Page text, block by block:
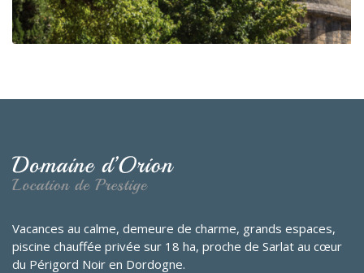
Vacances au calme, demeure de charme, grands espaces,
piscine chauffée privée sur 18 ha, proche de Sarlat au cœur
du Périgord Noir en Dordogne.